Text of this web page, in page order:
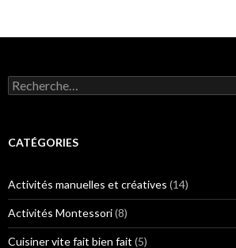
R
e
e
h
e
r
:
CATÉGORIES
Activités manuelles et créatives (14)
Activités Montessori(8)
Cuisiner vite fait bien fait (5)